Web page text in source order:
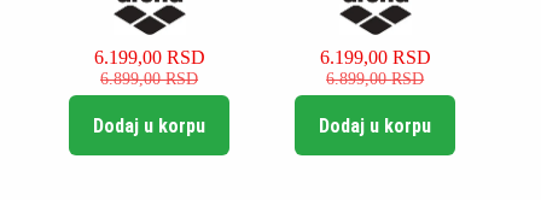
6.899,00RSD
Originalna
cena
je
6.199,00 RSD
Trenutna
cena
je:
6.199,00 RSD.
Dodaj u korpu
6.899,00RSD
Originalna
cena
je
6.199,00 RSD
Trenutna
cena
je:
6.199,00 RSD.
Dodaj u korpu